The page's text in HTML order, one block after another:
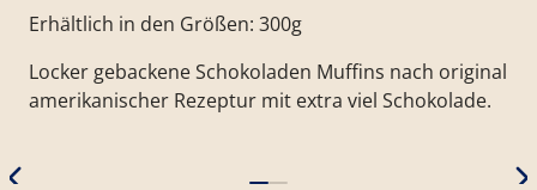
Erhältlich in den Größen: 300g
Locker gebackene Schokoladen Muffins nach original
amerikanischer Rezeptur mit extra viel Schokolade.